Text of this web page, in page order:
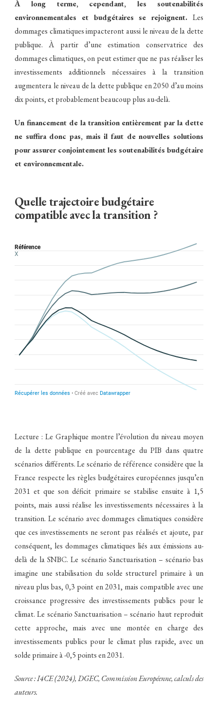
À long terme, cependant, les soutenabilités
environnementales et budgétaires se rejoignent. Les
dommages climatiques impacteront aussi le niveau de la dette
publique. À partir d’une estimation conservatrice des
dommages climatiques, on peut estimer que ne pas réaliser les
investissements additionnels nécessaires à la transition
augmentera le niveau de la dette publique en 2050 d’au moins
dix points, et probablement beaucoup plus au-delà.
Un financement de la transition entièrement par la dette
ne suffira donc pas, mais il faut de nouvelles solutions
pour assurer conjointement les soutenabilités budgétaire
et environnementale.
Quelle trajectoire budgétaire
compatible avec la transition ?
Lecture : Le Graphique montre l’évolution du niveau moyen
de la dette publique en pourcentage du PIB dans quatre
scénarios différents. Le scénario de référence considère que la
France respecte les règles budgétaires européennes jusqu’en
2031 et que son déficit primaire se stabilise ensuite à 1,5
points, mais aussi réalise les investissements nécessaires à la
transition. Le scénario avec dommages climatiques considère
que ces investissements ne seront pas réalisés et ajoute, par
conséquent, les dommages climatiques liés aux émissions au-
delà de la SNBC. Le scénario Sanctuarisation – scénario bas
imagine une stabilisation du solde structurel primaire à un
niveau plus bas, 0,3 point en 2031, mais compatible avec une
croissance progressive des investissements publics pour le
climat. Le scénario Sanctuarisation – scénario haut reproduit
cette approche, mais avec une montée en charge des
investissements publics pour le climat plus rapide, avec un
solde primaire à -0,5 points en 2031.
Source : I4CE (2024), DGEC, Commission Européenne, calculs des
auteurs.